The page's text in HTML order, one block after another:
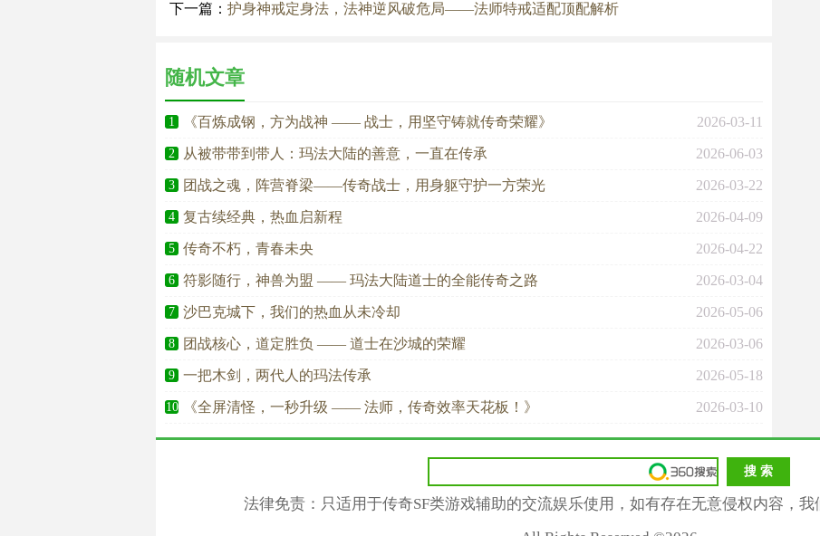
下一篇： 护身神戒定身法，法神逆风破危局——法师特戒适配顶配解析
随机文章
2026-03-11
1 《百炼成钢，方为战神 —— 战士，用坚守铸就传奇荣耀》
2026-06-03
2 从被带带到带人：玛法大陆的善意，一直在传承
2026-03-22
3 团战之魂，阵营脊梁——传奇战士，用身躯守护一方荣光
2026-04-09
4 复古续经典，热血启新程
2026-04-22
5 传奇不朽，青春未央
2026-03-04
6 符影随行，神兽为盟 —— 玛法大陆道士的全能传奇之路
2026-05-06
7 沙巴克城下，我们的热血从未冷却
2026-03-06
8 团战核心，道定胜负 —— 道士在沙城的荣耀
2026-05-18
9 一把木剑，两代人的玛法传承
2026-03-10
10 《全屏清怪，一秒升级 —— 法师，传奇效率天花板！》
法律免责：只适用于传奇SF类游戏辅助的交流娱乐使用，如有存在无意侵权内容，